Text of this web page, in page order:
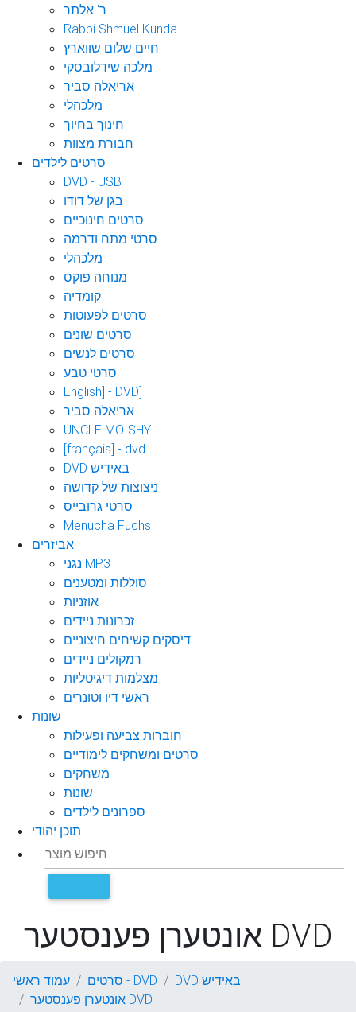
ר' אלתר
Rabbi Shmuel Kunda
חיים שלום שווארץ
מלכה שידלובסקי
אריאלה סביר
מלכהלי
חינוך בחיוך
חבורת מצוות
סרטים לילדים
DVD - USB
בגן של דודו
סרטים חינוכיים
סרטי מתח ודרמה
מלכהלי
מנוחה פוקס
קומדיה
סרטים לפעוטות
סרטים שונים
סרטים לנשים
סרטי טבע
English] - DVD]
אריאלה סביר
UNCLE MOISHY
[français] - dvd
DVD באידיש
ניצוצות של קדושה
סרטי גרובייס
Menucha Fuchs
אביזרים
נגני MP3
סוללות ומטענים
אוזניות
זכרונות ניידים
דיסקים קשיחים חיצוניים
רמקולים ניידים
מצלמות דיגיטליות
ראשי דיו וטונרים
שונות
חוברות צביעה ופעילות
סרטים ומשחקים לימודיים
משחקים
שונות
ספרונים לילדים
תוכן יהודי
אונטערן פענסטער DVD
עמוד ראשי סרטים - DVD
DVD באידיש
אונטערן פענסטער DVD